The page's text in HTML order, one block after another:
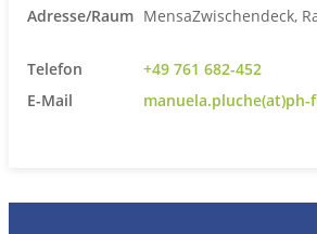
Adresse/Raum MensaZwischendeck,
Telefon
+49 761 682-452
E-Mail